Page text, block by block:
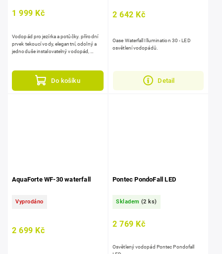
1 999 Kč
Do košíku
Vodopád pro jezírka a potůčky. přírodní
prvek tekoucí vody, elegantní, odolný a
jednoduše instalovatelný vodopád,
2 642 Kč
Detail
Oase Waterfall Illumination 30 - LED
osvětlení vodopádů.
AquaForte WF-30 waterfall
Vyprodáno
2 699 Kč
Pontec PondoFall LED
Skladem (2 ks)
2 769 Kč
Osvětlený vodopád Pontec Pondofall